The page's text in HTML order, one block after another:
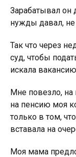
Зарабатывал он
нужды давал, не
Так что через
суд, чтобы
искала
Мне повезло,
на пенсию моя
только в том,
вставала на
Моя мама